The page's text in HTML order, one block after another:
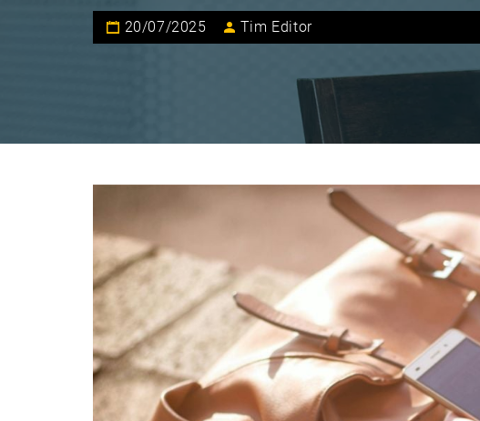
20/07/2025 Tim Editor